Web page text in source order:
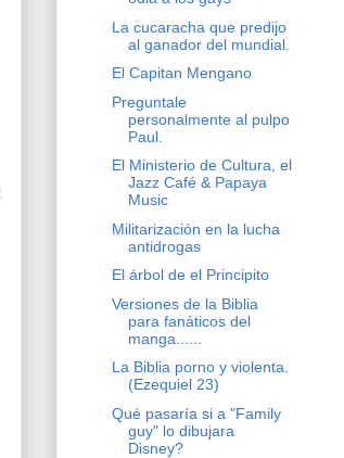
La cucaracha que predijo
al ganador del mundial.
El Capitan Mengano
Preguntale
personalmente al pulpo
Paul.
El Ministerio de Cultura, el
Jazz Café & Papaya
Music
Militarización en la lucha
antidrogas
El árbol de el Principito
Versiones de la Biblia
para fanáticos del
manga......
La Biblia porno y violenta.
(Ezequiel 23)
Qué pasaría si a "Family
guy" lo dibujara
Disney?